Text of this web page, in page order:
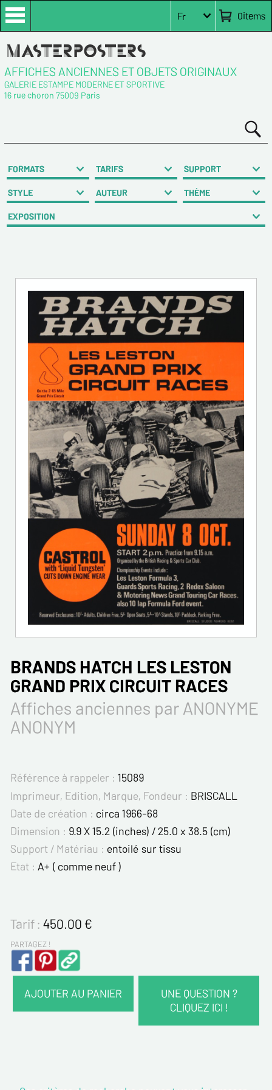
0items
Fr
AFFICHES ANCIENNES ET OBJETS ORIGINAUX
GALERIE ESTAMPE MODERNE ET SPORTIVE
16 rue choron 75009 Paris
FORMATS TARIFS SUPPORT
STYLE AUTEUR THÈME
EXPOSITION
BRANDS HATCH LES LESTON
GRAND PRIX CIRCUIT RACES
Affiches anciennes par ANONYME
ANONYM
Référence à rappeler : 15089
Imprimeur, Edition, Marque, Fondeur : BRISCALL
Date de création : circa 1966-68
Dimension : 9.9 X 15.2 (inches) / 25.0 x 38.5 (cm)
Support / Matériau : entoilé sur tissu
Etat : A+ ( comme neuf )
Tarif : 450.00€
PARTAGEZ !
AJOUTER AU PANIER
UNE QUESTION ?
CLIQUEZ ICI !